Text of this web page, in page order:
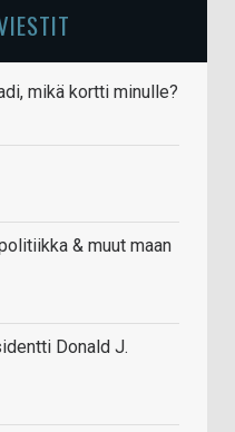
mikä kortti minulle?
& muut maan
Donald J.